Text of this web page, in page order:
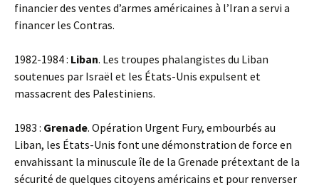
financier des ventes d’armes américaines à l’Iran a servi a
financer les Contras.
1982-1984 : Liban. Les troupes phalangistes du Liban
soutenues par Israël et les États-Unis expulsent et
massacrent des Palestiniens.
1983 : Grenade. Opération Urgent Fury, embourbés au
Liban, les États-Unis font une démonstration de force en
envahissant la minuscule île de la Grenade prétextant de la
sécurité de quelques citoyens américains et pour renverser